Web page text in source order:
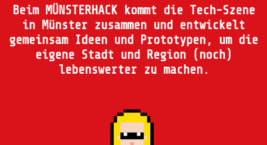
Beim MÜNSTERHACK kommt die Tech-Szene
in Münster zusammen und entwickelt
gemeinsam Ideen und Prototypen, um die
eigene Stadt und Region (noch)
lebenswerter zu machen.